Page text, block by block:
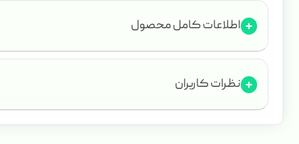
اطلاعات کامل محصول
نظرات کاربران